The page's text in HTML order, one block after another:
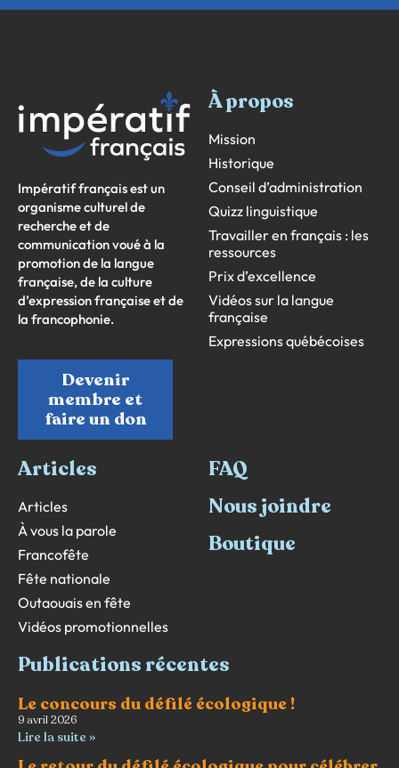
Impératif français est un
organisme culturel de
recherche et de
communication voué à la
promotion de la langue
française, de la culture
d’expression française et de
la francophonie.
Devenir
membre et
faire un don
À propos
Mission
Historique
Conseil d’administration
Quizz linguistique
Travailler en français : les
ressources
Prix d’excellence
Vidéos sur la langue
française
Expressions québécoises
Articles
Articles
À vous la parole
Francofête
Fête nationale
Outaouais en fête
Vidéos promotionnelles
FAQ
Nous joindre
Boutique
Publications récentes
Le concours du défilé écologique !
9 avril 2026
Lire la suite »